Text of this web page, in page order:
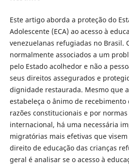
Este artigo aborda a proteção do
Adolescente (ECA) ao acesso à
venezuelanas refugiadas no Brasil.
normalmente associados a um
pelo Estado acolhedor e não a
seus direitos assegurados e
dignidade restaurada. Mesmo que
estabeleça o ânimo de
razões constitucionais e por
internacional, há uma necessária
migratórias mais efetivas que
direito de educação das crianças
geral é analisar se o acesso à